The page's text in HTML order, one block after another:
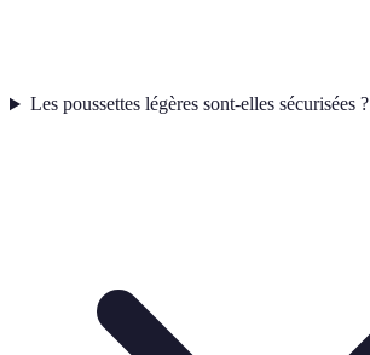
Les poussettes légères sont-elles sécurisées ?